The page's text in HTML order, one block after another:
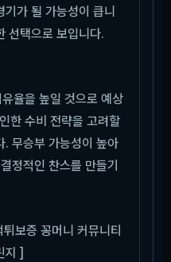
가 될 가능성이 큽니
선택으로 보입니다.
율을 높일 것으로 예상
한 수비 전략을 고려할
. 무승부 가능성이 높아
정적인 찬스를 만들기
보증 꽁머니 커뮤니티
지 ]